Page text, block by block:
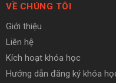
VỀ CHÚNG TÔI
Giới thiệu
Liên hệ
Kích hoạt khóa học
Hướng dẫn đăng ký khóa